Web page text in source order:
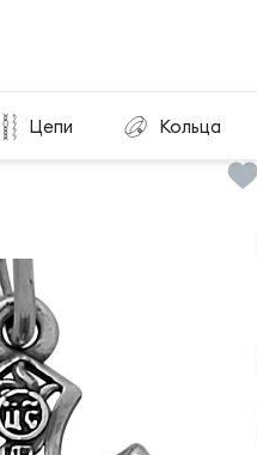
Цепи Кольца
Крест КР-1-188